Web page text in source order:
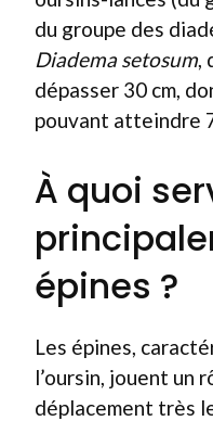
du groupe des
Diadema setosum,
dépasser 30 cm,
pouvant atteindre
À quoi
épines ?
Les épines,
l’oursin, jouent un
déplacement très